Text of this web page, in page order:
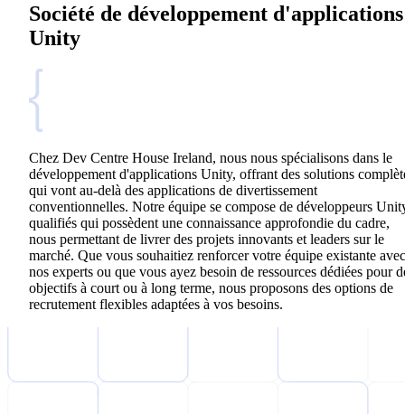
Société de développement d'applications
Unity
Chez Dev Centre House Ireland, nous nous spécialisons dans le
développement d'applications Unity, offrant des solutions
qui vont au-delà des applications de divertissement
conventionnelles. Notre équipe se compose de développeurs
qualifiés qui possèdent une connaissance approfondie du cadre,
nous permettant de livrer des projets innovants et leaders sur le
marché. Que vous souhaitiez renforcer votre équipe existante avec
nos experts ou que vous ayez besoin de ressources dédiées pour
objectifs à court ou à long terme, nous proposons des options de
recrutement flexibles adaptées à vos besoins.